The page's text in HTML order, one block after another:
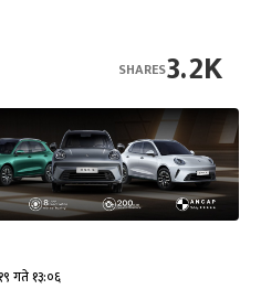
3.2K
SHARES
गते १३:०६